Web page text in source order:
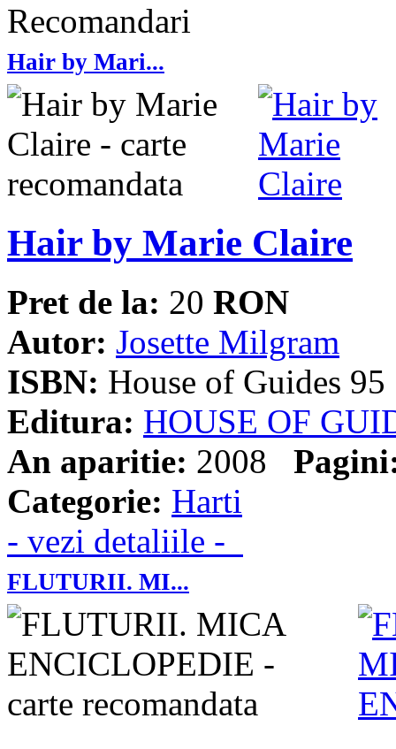
Recomandari
Hair by Mari...
Hair by Marie Claire
Pret de la: 20 RON
Autor: Josette Milgram
ISBN: House of Guides 95
Editura: HOUSE OF
An aparitie: 2008
Categorie: Harti
- vezi detaliile -
FLUTURII. MI...